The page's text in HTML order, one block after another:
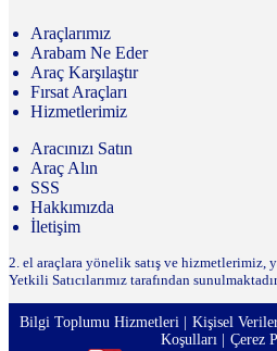
Araçlarımız
Arabam Ne Eder
Araç Karşılaştır
Fırsat Araçları
Hizmetlerimiz
Aracınızı Satın
Araç Alın
SSS
Hakkımızda
İletişim
2. el araçlara yönelik satış ve hizmetlerimiz,
Yetkili Satıcılarımız tarafından
Bilgi Toplumu Hizmetleri Kişisel
Koşulları
Çerez